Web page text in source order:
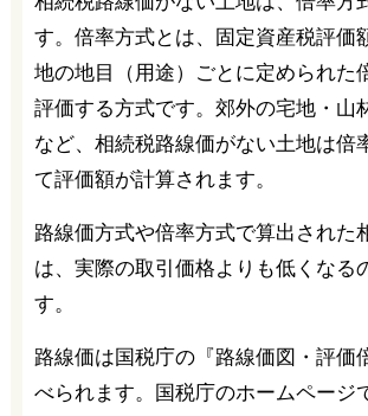
す。倍率方式とは、固定資産税評価
地の地目（用途）ごとに定められた
評価する方式です。郊外の宅地・山
など、相続税路線価がない土地は倍
て評価額が計算されます。
路線価方式や倍率方式で算出された
は、実際の取引価格よりも低くなる
す。
路線価は国税庁の『路線価図・評価
べられます。国税庁のホームページ